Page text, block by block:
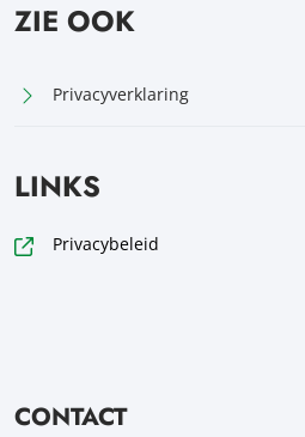
ZIE OOK
Privacyverklaring
LINKS
Privacybeleid
CONTACT